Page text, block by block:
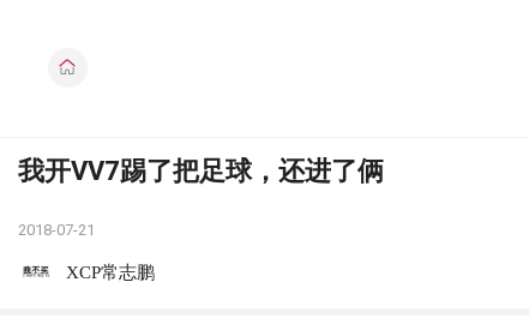
我开VV7踢了把足球，还进了俩
2018-07-21
XCP常志鹏